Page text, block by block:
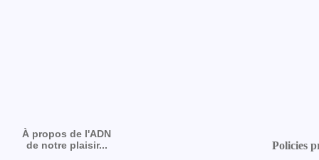
À propos de l'ADN
de notre plaisir...
Policies